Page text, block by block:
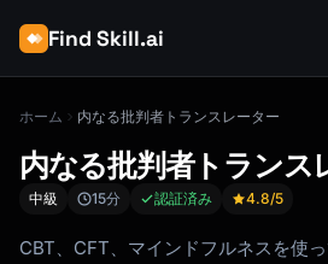
Find Skill.ai
ホーム 内なる批判者トランスレーター
内なる批判者トランス
中級 15分 認証済み 4.8/5
CBT、CFT、マインドフルネスを使